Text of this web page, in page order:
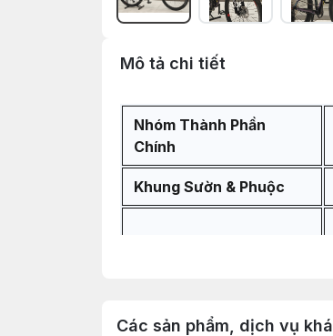
Mô tả chi tiết
Nhóm Thành Phần
Chính
Khung Sườn & Phuộc
Các sản phẩm, dịch vụ